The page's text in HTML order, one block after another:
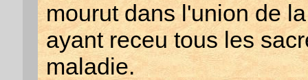
mourut dans l'union de
ayant receu tous les
maladie.